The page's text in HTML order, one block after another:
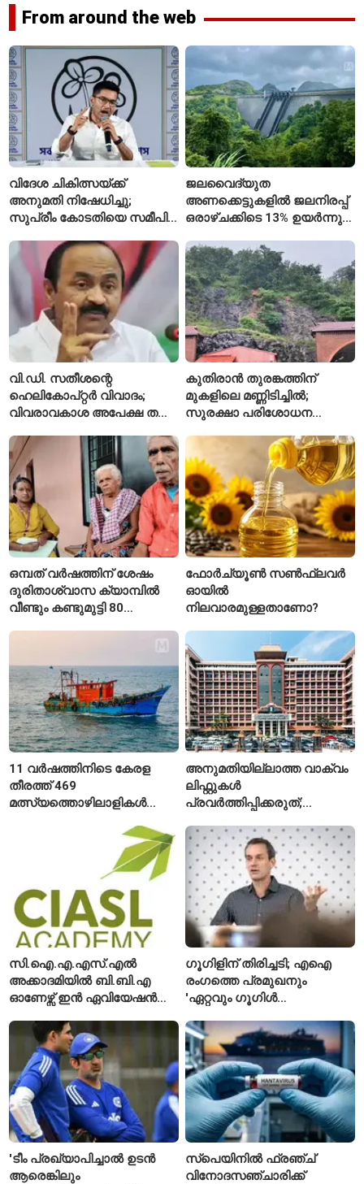
From around the web
വിദേശ ചികിത്സയ്ക്ക്
അനുമതി നിഷേധിച്ചു;
സുപ്രീം കോടതിയെ സമീപിച്ച്
ജലവൈദ്യുത
അണക്കെട്ടുകളിൽ ജലനിരപ്പ്
ഒരാഴ്ചക്കിടെ 13% ഉയർന്നു;
ഇപ്പോഴും കുറവ്
വി.ഡി. സതീശന്റെ
ഹെലികോപ്റ്റർ വിവാദം;
വിവരാവകാശ അപേക്ഷ തള്ളി
കുതിരാൻ തുരങ്കത്തിന്
മുകളിലെ മണ്ണിടിച്ചിൽ;
സുരക്ഷാ പരിശോധന
ഒമ്പത് വർഷത്തിന് ശേഷം
ദുരിതാശ്വാസ ക്യാമ്പിൽ
വീണ്ടും കണ്ടുമുട്ടി 80
ഫോർച്യൂൺ സൺഫ്ലവർ
ഓയിൽ
നിലവാരമുള്ളതാണോ?
11 വർഷത്തിനിടെ കേരള
തീരത്ത് 469
മത്സ്യത്തൊഴിലാളികൾ
കാണാതായി, 47,773 പേരെ
അനുമതിയില്ലാത്ത വാക്വം
ലിഫ്റ്റുകൾ
പ്രവർത്തിപ്പിക്കരുത്;
അനുമതിയില്ലാത്ത
ലിഫ്റ്റുകൾക്ക്
ഹൈക്കോടതിയുടെ വിലക്ക്
സി.ഐ.എ.എസ്.എൽ
അക്കാദമിയിൽ ബി.ബി.എ
ഓണേഴ്സ് ഇൻ ഏവിയേഷൻ
ഈമാസം 12 വരെ
ഗൂഗിളിന് തിരിച്ചടി; എഐ
രംഗത്തെ പ്രമുഖനും
'ഏറ്റവും ഗൂഗിൾ
വിശേഷിപ്പിക്കപ്പെട്ട
ഗവേഷകൻ രാജിവെച്ചു
'ടീം പ്രഖ്യാപിച്ചാൽ ഉടൻ
ആരെങ്കിലും
സ്പെയിനിൽ ഫ്രഞ്ച്
വിനോദസഞ്ചാരിക്ക്